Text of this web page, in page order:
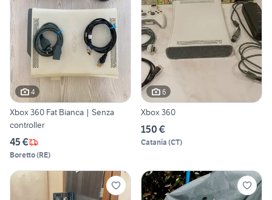
4
Xbox 360 Fat Bianca | Senza
controller
45 €
Boretto(RE)
6
Xbox 360
150 €
Catania (CT)